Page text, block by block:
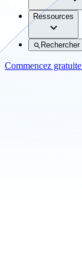
Ressources
Rechercher
Commencez